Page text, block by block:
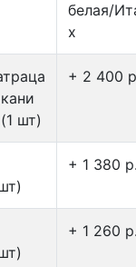
белая/
х
шт)
+ 2 400
+ 1 380 p.
+ 1 260 p.